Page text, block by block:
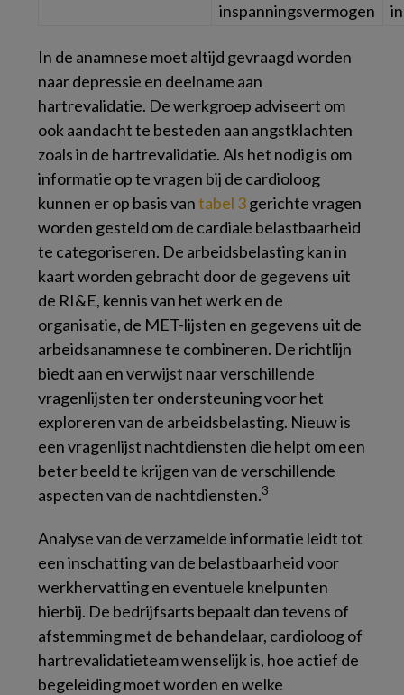
inspanningsvermogen
In de anamnese moet altijd gevraagd worden
naar depressie en deelname aan
hartrevalidatie. De werkgroep adviseert om
ook aandacht te besteden aan angstklachten
zoals in de hartrevalidatie. Als het nodig is om
informatie op te vragen bij de cardioloog
kunnen er op basis vantabel 3gerichte vragen
worden gesteld om de cardiale belastbaarheid
te categoriseren. De arbeidsbelasting kan in
kaart worden gebracht door de gegevens uit
de RI&E, kennis van het werk en de
organisatie, de MET-lijsten en gegevens uit de
arbeidsanamnese te combineren. De richtlijn
biedt aan en verwijst naar verschillende
vragenlijsten ter ondersteuning voor het
exploreren van de arbeidsbelasting. Nieuw is
een vragenlijst nachtdiensten die helpt om een
beter beeld te krijgen van de verschillende
aspecten van de nachtdiensten.3
Analyse van de verzamelde informatie leidt tot
een inschatting van de belastbaarheid voor
werkhervatting en eventuele knelpunten
hierbij. De bedrijfsarts bepaalt dan tevens of
afstemming met de behandelaar, cardioloog of
hartrevalidatieteam wenselijk is, hoe actief de
begeleiding moet worden en welke